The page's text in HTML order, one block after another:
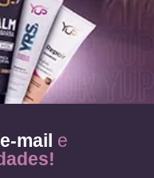
e-mail e